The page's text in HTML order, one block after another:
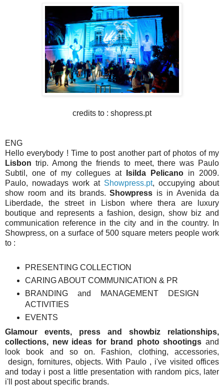
credits to : shopress.pt
ENG
Hello everybody ! Time to post another part of photos of my
Lisbon trip. Among the friends to meet, there was Paulo
Subtil, one of my collegues at
Isilda Pelicano in 2009.
Paulo, nowadays work at Showpress.pt, occupying about
show room and its brands.Showpress is in Avenida da
Liberdade, the street in Lisbon where thera are luxury
boutique and represents a fashion, design, show biz and
communication reference in the city and in the country. In
Showpress, on a surface of 500 square meters people work
to :
PRESENTING COLLECTION
CARING ABOUT COMMUNICATION & PR
BRANDING and MANAGEMENT DESIGN
ACTIVITIES
EVENTS
Glamour events, press and showbiz relationships,
collections, new ideas for brand photo shootings and
look book and so on. Fashion, clothing, accessories,
design, fornitures, objects. With Paulo , i've visited offices
and today i post a little presentation with random pics, later
i'll post about specific brands.